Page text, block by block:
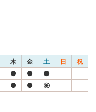
木 金 土 日 祝